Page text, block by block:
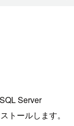
Server
トールします。